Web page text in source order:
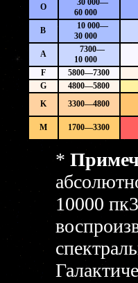
O
30 000—
60 000
B
10 000—
30 000
A
7300—
10 000
F
5800—7300
G
4800—5800
K
3300—4800
M
1700—3300
*
10000